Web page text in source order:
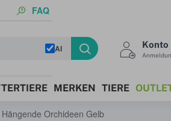
FAQ
AI Konto
MERKEN TIERE
Orchideen Gelb